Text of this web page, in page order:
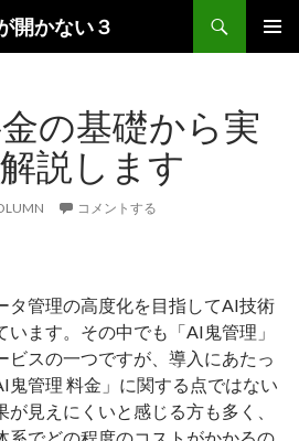
開かない３
の基礎から実
説します
コメントする
タ管理の高度化を目指してAI技術
ます。その中でも「AI鬼管理」
ビスの一つですが、導入にあたっ
鬼管理 料金」に関する点ではない
見えにくいと感じる方も多く、